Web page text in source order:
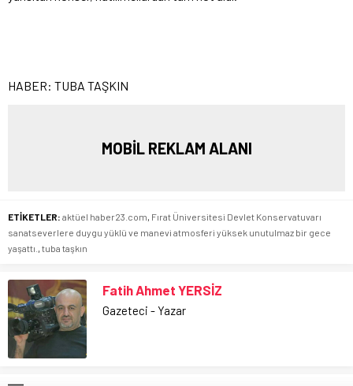
HABER: TUBA TAŞKIN
MOBİL REKLAM ALANI
ETİKETLER: aktüel haber23.com, Fırat Üniversitesi Devlet Konservatuvarı
sanatseverlere duygu yüklü ve manevi atmosferi yüksek unutulmaz bir gece
yaşattı. , tuba taşkın
Fatih Ahmet YERSİZ
Gazeteci - Yazar